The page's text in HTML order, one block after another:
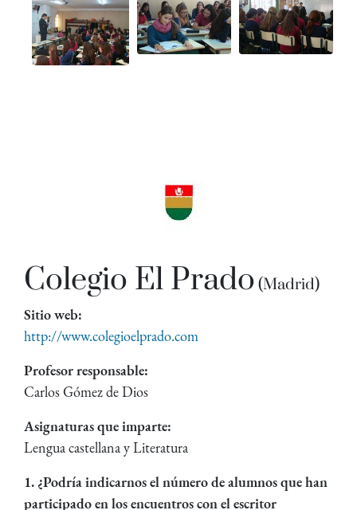
Colegio El Prado (Madrid)
Sitio web:
http://www.colegioelprado.com
Profesor responsable:
Carlos Gómez de Dios
Asignaturas que imparte:
Lengua castellana y Literatura
1. ¿Podría indicarnos el número de alumnos que han
participado en los encuentros con el escritor